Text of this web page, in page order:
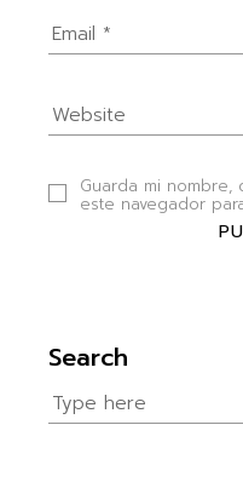
Guarda mi
este navegador
Search
Search
for: